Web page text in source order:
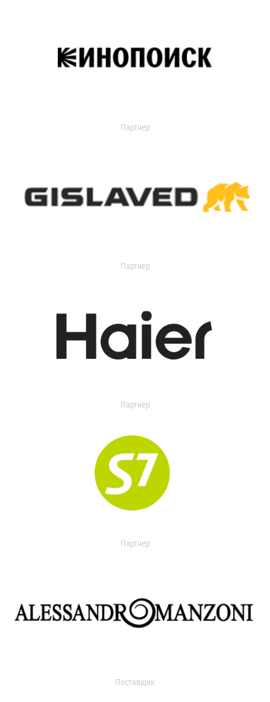
Партнер
Партнер
Партнер
Партнер
Поставщик